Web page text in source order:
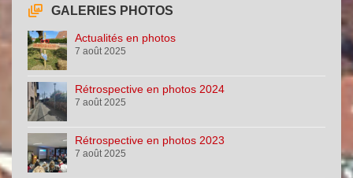
GALERIES PHOTOS
Actualités en photos
7 août 2025
Rétrospective en photos 2024
7 août 2025
Rétrospective en photos 2023
7 août 2025